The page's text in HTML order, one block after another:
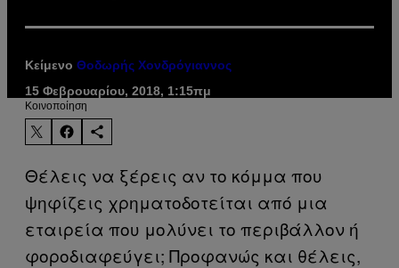
Κείμενο Θοδωρής Χονδρόγιαννος
15 Φεβρουαρίου, 2018, 1:15πμ
Kοινοποίηση
Θέλεις να ξέρεις αν το κόμμα που
ψηφίζεις χρηματοδοτείται από μια
εταιρεία που μολύνει το περιβάλλον ή
φοροδιαφεύγει; Προφανώς και θέλεις,